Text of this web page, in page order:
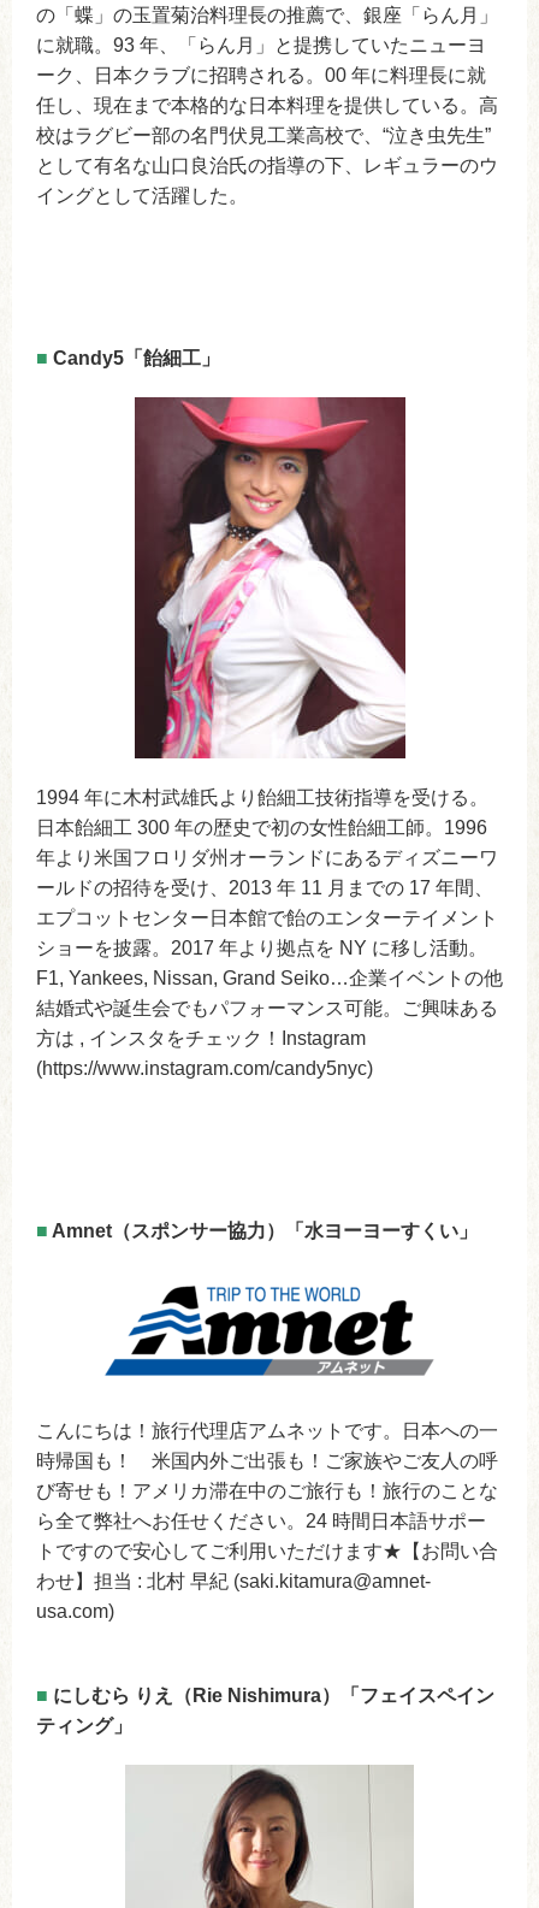
の「蝶」の玉置菊治料理長の推薦で、銀座「らん月」
に就職。93 年、「らん月」と提携していたニューヨ
ーク、日本クラブに招聘される。00 年に料理長に就
任し、現在まで本格的な日本料理を提供している。高
校はラグビー部の名門伏見工業高校で、“泣き虫先生”
として有名な山口良治氏の指導の下、レギュラーのウ
イングとして活躍した。
■ Candy5「飴細工」
1994 年に木村武雄氏より飴細工技術指導を受ける。
日本飴細工 300 年の歴史で初の女性飴細工師。1996
年より米国フロリダ州オーランドにあるディズニーワ
ールドの招待を受け、2013 年 11 月までの 17 年間、
エプコットセンター日本館で飴のエンターテイメント
ショーを披露。2017 年より拠点を NY に移し活動。
F1, Yankees, Nissan, Grand Seiko…企業イベントの他
結婚式や誕生会でもパフォーマンス可能。ご興味ある
方は , インスタをチェック！Instagram
(https://www.instagram.com/candy5nyc)
■ Amnet（スポンサー協力）「水ヨーヨーすくい」
こんにちは！旅行代理店アムネットです。日本への一
時帰国も！ 米国内外ご出張も！ご家族やご友人の呼
び寄せも！アメリカ滞在中のご旅行も！旅行のことな
ら全て弊社へお任せください。24 時間日本語サポー
トですので安心してご利用いただけます★【お問い合
わせ】担当 : 北村 早紀 (saki.kitamura@amnet-
usa.com)
■ にしむら りえ（Rie Nishimura）「フェイスペイン
ティング」